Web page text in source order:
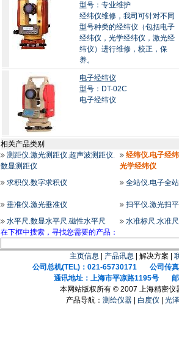
型号：专业维护
经纬仪维修，我司可针对不同
型号种类的经纬仪（包括电子
经纬仪，光学经纬仪，激光经
纬仪）进行维修，校正，保
养。
电子经纬仪
型号：DT-02C
电子经纬仪
相关产品类别
测距仪.激光测距仪.超声波测距仪.
数显测距仪
经纬仪.电子经
光学经纬仪
求积仪.数字求积仪
全站仪.电子全
垂准仪.激光垂准仪
扫平仪.激光扫
水平尺.数显水平尺.磁性水平尺
水准标尺.水准尺
在下框中搜索，寻找您需要的产品：
主页信息 产品讯息 | 解决方案 |
公司总机(TEL)：021-65730171 公司传真
通讯地址：上海市平凉路1195号 邮
本网站版权所有 © 2007 上海精密仪
产品导航： 测绘仪器| 白度仪 光